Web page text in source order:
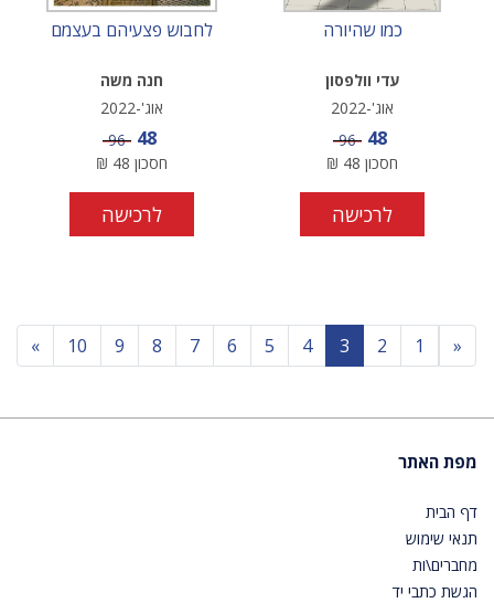
כמו שהיורה
עדי וולפסון
אוג'-2022
מחיר מבצע
48 מחיר
96
חסכון 48
₪
לרכישה
לחבוש פצעיהם בעצמם
חנה משה
אוג'-2022
מחיר מבצע
48 מחיר
96
חסכון 48
₪
לרכישה
«
Previous
1
2
3
4
5
6
7
8
9
10
»
מפת האתר
דף הבית
תנאי שימוש
מחברים\ות
הגשת כתבי יד